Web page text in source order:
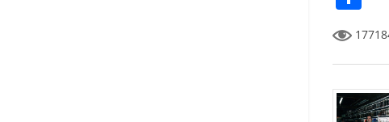
e
b
o
o
m
p
ar